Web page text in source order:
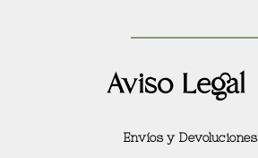
Aviso Legal
Envíos y Devoluciones